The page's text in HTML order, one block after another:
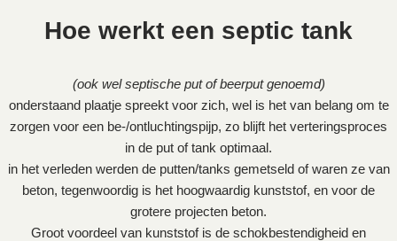
Hoe werkt een septic tank
(ook wel septische put of beerput genoemd)
onderstaand plaatje spreekt voor zich, wel is het van belang om te
zorgen voor een be-/ontluchtingspijp, zo blijft het verteringsproces
in de put of tank optimaal.
in het verleden werden de putten/tanks gemetseld of waren ze van
beton, tegenwoordig is het hoogwaardig kunststof, en voor de
grotere projecten beton.
Groot voordeel van kunststof is de schokbestendigheid en